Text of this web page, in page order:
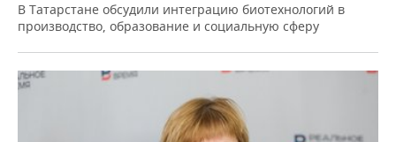
В Татарстане обсудили интеграцию биотехнологий в
производство, образование и социальную сферу